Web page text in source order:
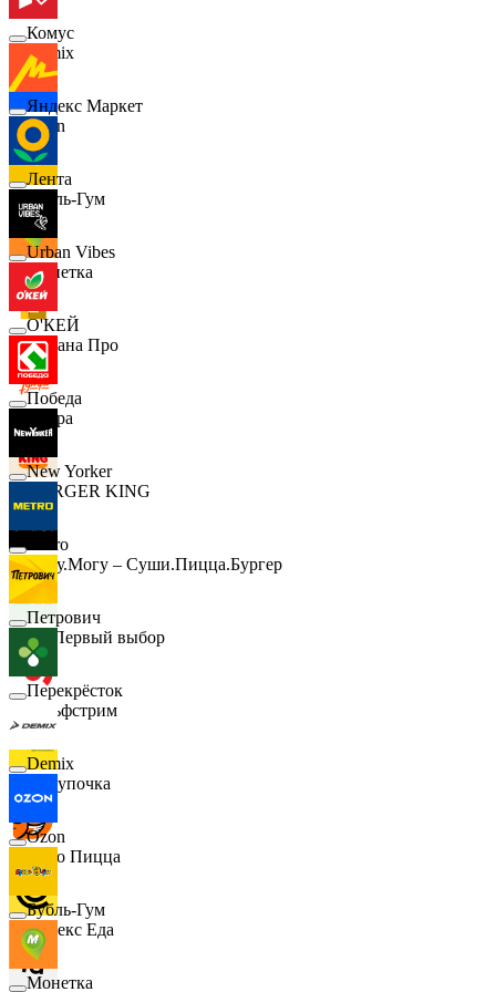
Demix
Ozon
Бубль-Гум
Монетка
Лемана Про
7 утра
BURGER KING
Хочу.Могу – Суши.Пицца.Бургер
B1 Первый выбор
Гольфстрим
Покупочка
Додо Пицца
Яндекс Еда
Комус
Яндекс Маркет
Лента
Urban Vibes
О'КЕЙ
Победа
New Yorker
Metro
Петрович
Перекрёсток
Demix
Ozon
Бубль-Гум
Монетка